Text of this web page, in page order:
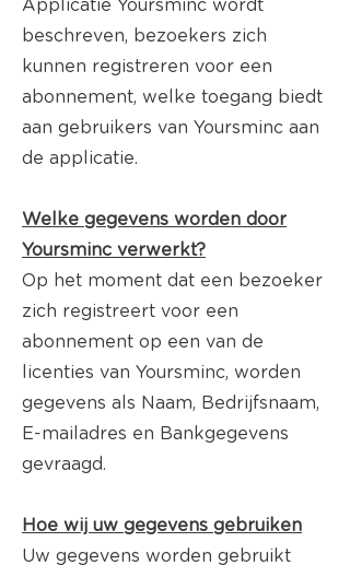
Applicatie Yoursminc wordt
beschreven, bezoekers zich
kunnen registreren voor een
abonnement, welke toegang biedt
aan gebruikers van Yoursminc aan
de applicatie.
Welke gegevens worden door
Yoursminc verwerkt?
Op het moment dat een bezoeker
zich registreert voor een
abonnement op een van de
licenties van Yoursminc, worden
gegevens als Naam, Bedrijfsnaam,
E-mailadres en Bankgegevens
gevraagd.
Hoe wij uw gegevens gebruiken
Uw gegevens worden gebruikt